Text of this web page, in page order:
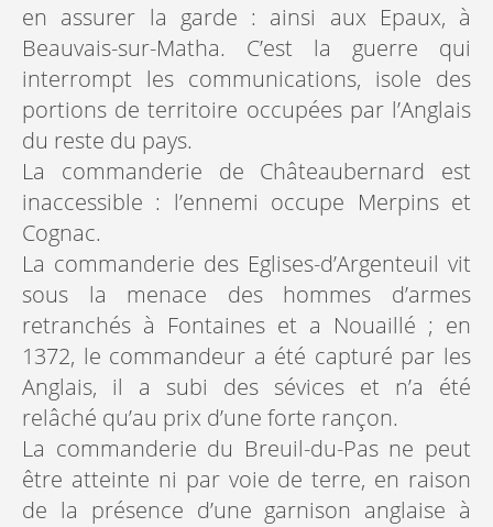
en assurer la garde : ainsi aux Epaux, à
Beauvais-sur-Matha. C’est la guerre qui
interrompt les communications, isole des
portions de territoire occupées par l’Anglais
du reste du pays.
La commanderie de Châteaubernard est
inaccessible : l’ennemi occupe Merpins et
Cognac.
La commanderie des Eglises-d’Argenteuil vit
sous la menace des hommes d’armes
retranchés à Fontaines et a Nouaillé ; en
1372, le commandeur a été capturé par les
Anglais, il a subi des sévices et n’a été
relâché qu’au prix d’une forte rançon.
La commanderie du Breuil-du-Pas ne peut
être atteinte ni par voie de terre, en raison
de la présence d’une garnison anglaise à